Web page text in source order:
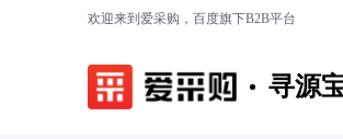
欢迎来到爱采购，百度旗下B2B平台
寻源